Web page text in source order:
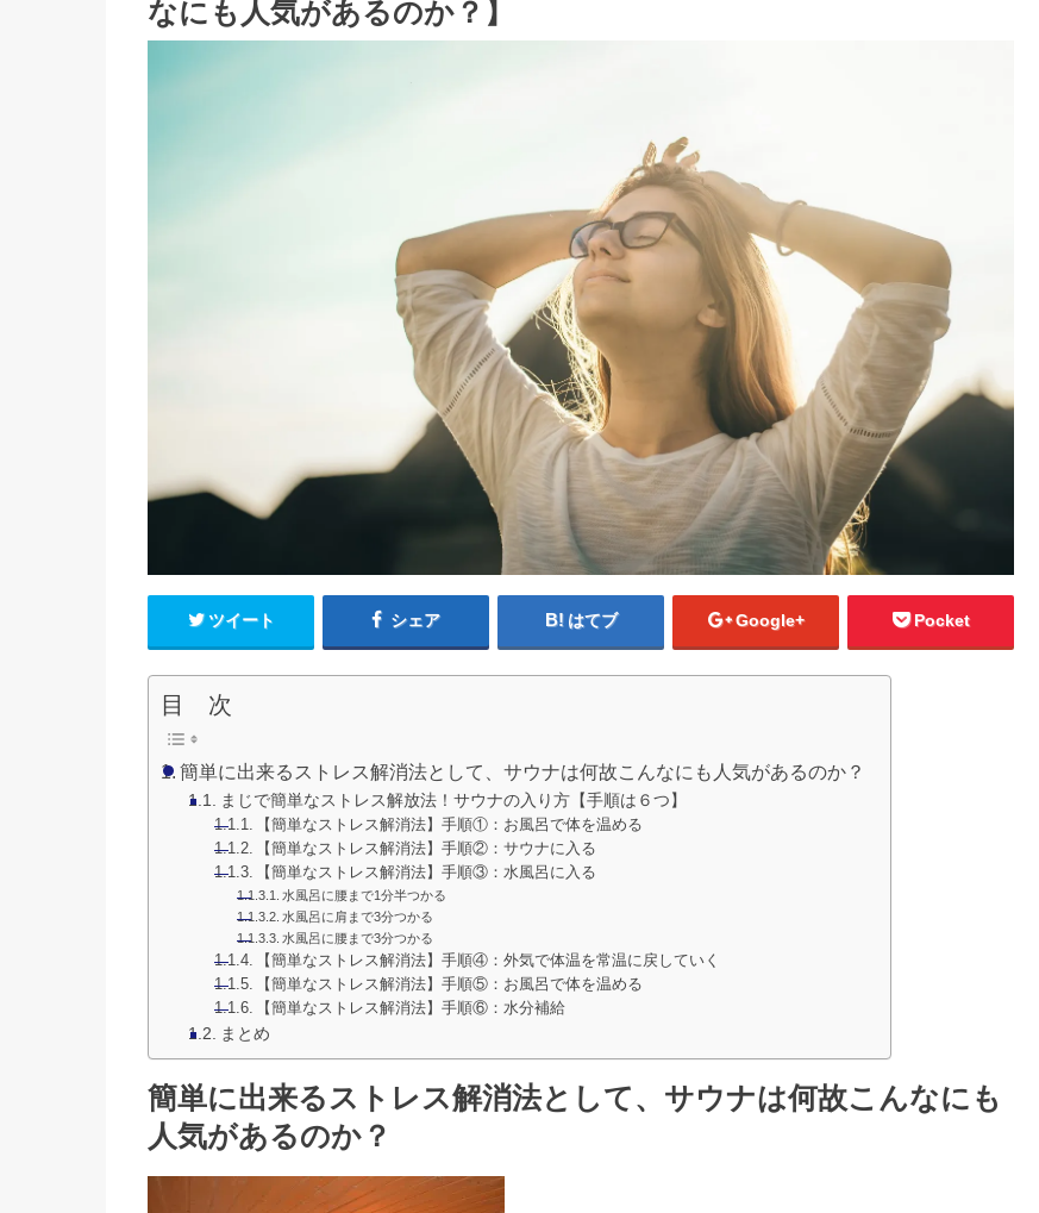
なにも人気があるのか？】
ツイート シェア はてブ Google+ Pocket
目 次
簡単に出来るストレス解消法として、サウナは何故こんなにも人気があるのか？
まじで簡単なストレス解放法！サウナの入り方【手順は６つ】
【簡単なストレス解消法】手順①：お風呂で体を温める
【簡単なストレス解消法】手順②：サウナに入る
【簡単なストレス解消法】手順③：水風呂に入る
水風呂に腰まで1分半つかる
水風呂に肩まで3分つかる
水風呂に腰まで3分つかる
【簡単なストレス解消法】手順④：外気で体温を常温に戻していく
【簡単なストレス解消法】手順⑤：お風呂で体を温める
【簡単なストレス解消法】手順⑥：水分補給
まとめ
簡単に出来るストレス解消法として、サウナは何故こんなにも
人気があるのか？